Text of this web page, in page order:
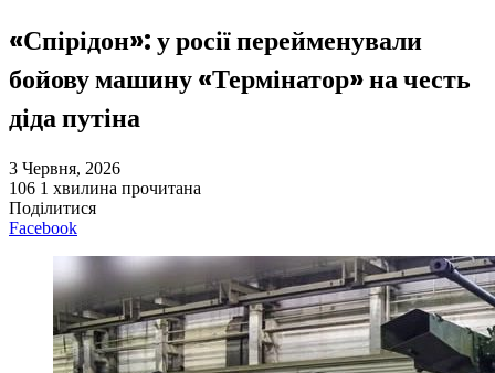
«Спірідон»: у росії перейменували
бойову машину «Термінатор» на честь
діда путіна
3 Червня, 2026
106 1 хвилина прочитана
Поділитися
Facebook